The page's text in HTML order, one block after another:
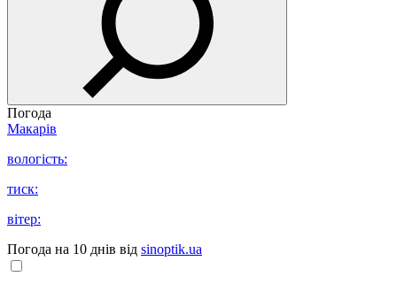
Погода
Макарів
вологість:
тиск:
вітер:
Погода на 10 днів від sinoptik.ua